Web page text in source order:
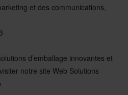
et des communications,
d’emballage innovantes et
notre site Web Solutions